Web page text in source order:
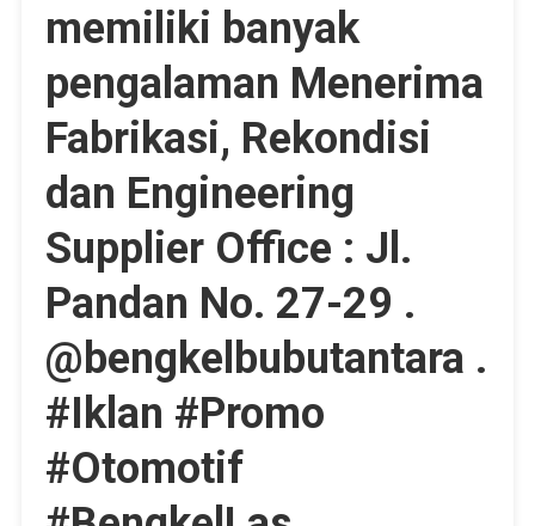
memiliki banyak
pengalaman Menerima
Fabrikasi, Rekondisi
dan Engineering
Supplier Office : Jl.
Pandan No. 27-29 .
@bengkelbubutantara .
#Iklan #Promo
#Otomotif